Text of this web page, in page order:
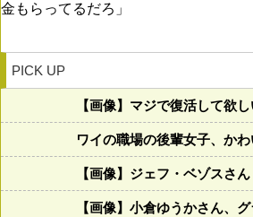
金もらってるだろ」
PICK UP
【画像】マジで復活して欲
ワイの職場の後輩女子、か
【画像】ジェフ・ベゾスさ
【画像】小倉ゆうかさん、